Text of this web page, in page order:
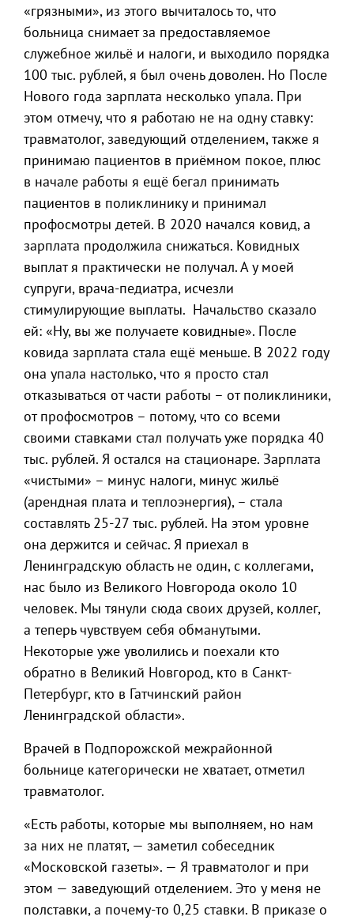
«грязными», из этого вычиталось то, что
больница снимает за предоставляемое
служебное жильё и налоги, и выходило порядка
100 тыс. рублей, я был очень доволен. Но После
Нового года зарплата несколько упала. При
этом отмечу, что я работаю не на одну ставку:
травматолог, заведующий отделением, также я
принимаю пациентов в приёмном покое, плюс
в начале работы я ещё бегал принимать
пациентов в поликлинику и принимал
профосмотры детей. В 2020 начался ковид, а
зарплата продолжила снижаться. Ковидных
выплат я практически не получал. А у моей
супруги, врача-педиатра, исчезли
стимулирующие выплаты. Начальство сказало
ей: «Ну, вы же получаете ковидные». После
ковида зарплата стала ещё меньше. В 2022 году
она упала настолько, что я просто стал
отказываться от части работы – от поликлиники,
от профосмотров – потому, что со всеми
своими ставками стал получать уже порядка 40
тыс. рублей. Я остался на стационаре. Зарплата
«чистыми» – минус налоги, минус жильё
(арендная плата и теплоэнергия), – стала
составлять 25-27 тыс. рублей. На этом уровне
она держится и сейчас. Я приехал в
Ленинградскую область не один, с коллегами,
нас было из Великого Новгорода около 10
человек. Мы тянули сюда своих друзей, коллег,
а теперь чувствуем себя обманутыми.
Некоторые уже уволились и поехали кто
обратно в Великий Новгород, кто в Санкт-
Петербург, кто в Гатчинский район
Ленинградской области».
Врачей в Подпорожской межрайонной
больнице категорически не хватает, отметил
травматолог.
«Есть работы, которые мы выполняем, но нам
за них не платят, — заметил собеседник
«Московской газеты». — Я травматолог и при
этом — заведующий отделением. Это у меня не
полставки, а почему-то 0,25 ставки. В приказе о